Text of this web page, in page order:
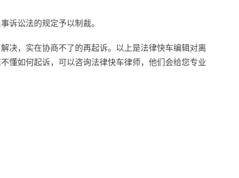
诉讼法的规定予以制裁。
决，实在协商不了的再起诉。以上是法律快车编辑对离
懂如何起诉，可以咨询法律快车律师，他们会给您专业